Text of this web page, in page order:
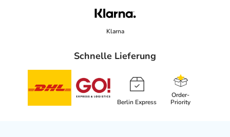
Klarna
Schnelle Lieferung
Berlin Express
Order-
Priority